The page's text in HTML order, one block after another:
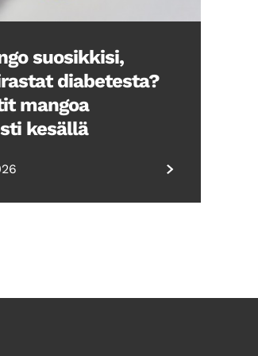
suosikkisi,
diabetesta?
mangoa
kesällä